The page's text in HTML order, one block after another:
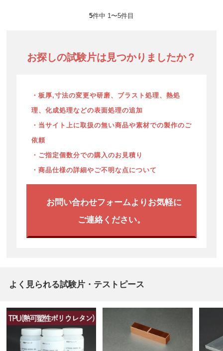
5件中 1〜5件目
お探しの試験片は見つかりましたか？
・板厚,寸法の変更や研磨、ブラスト処理、熱処
理、化成処理などの表面処理の追加
・当サイト上に取扱の無い商品や素材での製作のご
依頼
・ご指定個数分での購入のお見積り
・商品仕様の詳細やご不明な点について
お問い合わせフォームよりお気軽に
ご連絡ください。
よく見られる試験片・テストピース